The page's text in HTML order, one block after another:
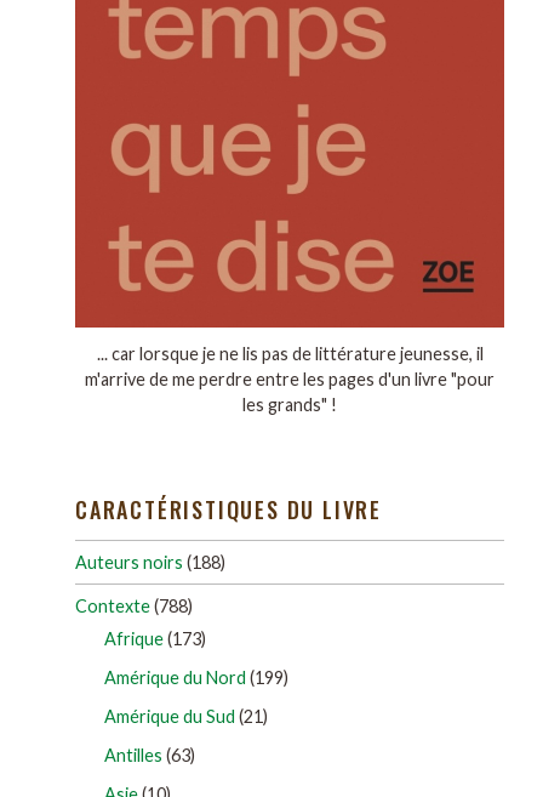
... car lorsque je ne lis pas de littérature jeunesse, il
m'arrive de me perdre entre les pages d'un livre "pour
les grands" !
CARACTÉRISTIQUES DU LIVRE
Auteurs noirs (188)
Contexte(788)
Afrique(173)
Amérique du Nord (199)
Amérique du Sud (21)
Antilles (63)